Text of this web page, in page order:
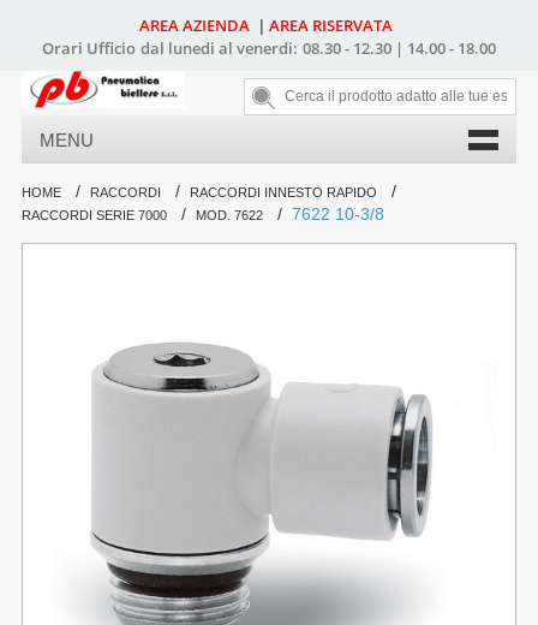
AREA AZIENDA | AREA RISERVATA
Orari Ufficio dal lunedi al venerdi: 08.30 - 12.30 | 14.00 - 18.00
MENU
HOME/ RACCORDI / RACCORDI INNESTO RAPIDO /
RACCORDI SERIE 7000/ MOD. 7622/ 7622 10-3/8